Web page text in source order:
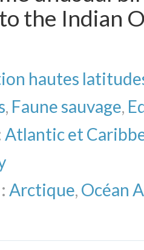
the Indian
hautes
, Faune sauvage,
Atlantic et
Arctique, Océan